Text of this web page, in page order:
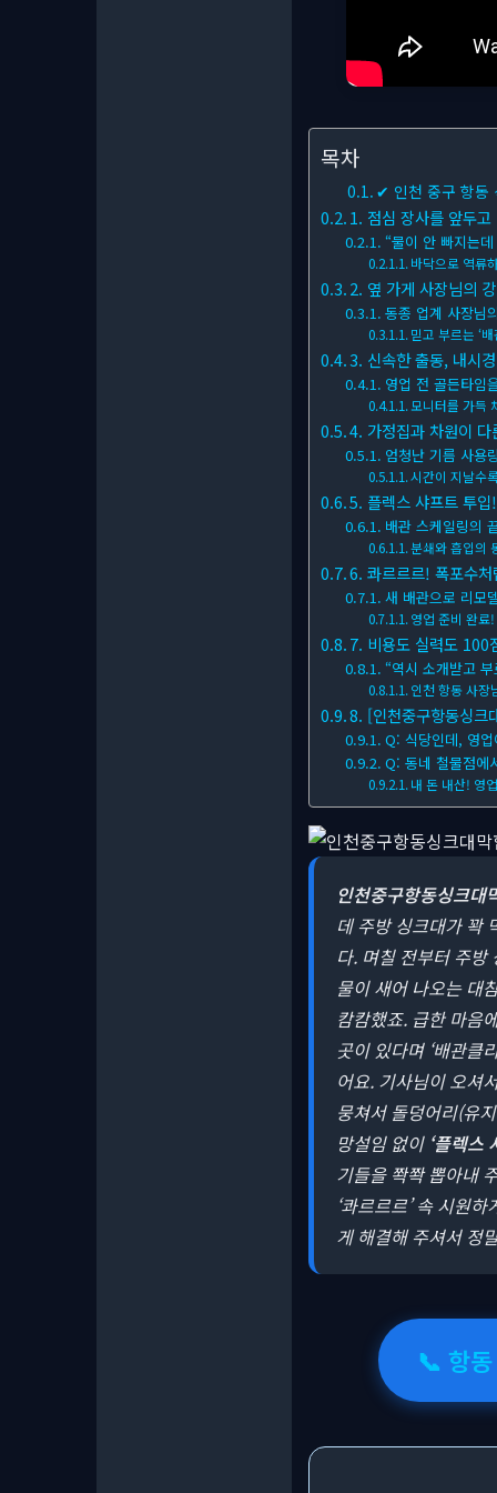
목차
✔ 인천 중구 항동
1. 점심 장사를 앞두
“물이 안 빠지는
바닥으로 역류
2. 옆 가게 사장님의
동종 업계 사장님
믿고 부르는 ‘
3. 신속한 출동, 내시
영업 전 골든타임
모니터를 가득
4. 가정집과 차원이
엄청난 기름 사용
시간이 지날수
5. 플렉스 샤프트 투
배관 스케일링의
분쇄와 흡입의
6. 콰르르르! 폭포수
새 배관으로 리모
영업 준비 완료
7. 비용도 실력도 100
“역시 소개받고
인천 항동 사장
8. [인천중구항동싱크
Q: 식당인데, 영
Q: 동네 철물점에
내 돈 내산! 영
인천중구항동싱크대
데 주방 싱크대가 꽉
다. 며칠 전부터 주방
물이 새어 나오는 대
캄캄했죠. 급한 마음
곳이 있다며 ‘배관클
어요. 기사님이 오셔
뭉쳐서 돌덩어리(유
망설임 없이 ‘플렉스
기들을 쫙쫙 뽑아내
‘콰르르르’ 속 시원
게 해결해 주셔서 정
📞 항